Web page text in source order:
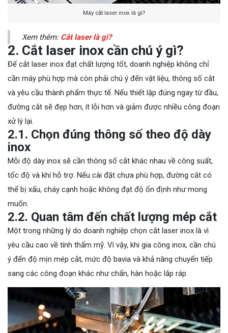
Máy cắt laser inox là gì?
Xem thêm: Cắt laser là gì?
2. Cắt laser inox cần chú ý gì?
Để cắt laser inox đạt chất lượng tốt, doanh nghiệp không chỉ
cần máy phù hợp mà còn phải chú ý đến vật liệu, thông số cắt
và yêu cầu thành phẩm thực tế. Nếu thiết lập đúng ngay từ đầu,
đường cắt sẽ đẹp hơn, ít lỗi hơn và giảm được nhiều công đoạn
xử lý lại.
2.1. Chọn đúng thông số theo độ dày
inox
Mỗi độ dày inox sẽ cần thông số cắt khác nhau về công suất,
tốc độ và khí hỗ trợ. Nếu cài đặt chưa phù hợp, đường cắt có
thể bị xấu, cháy cạnh hoặc không đạt độ ổn định như mong
muốn.
2.2. Quan tâm đến chất lượng mép cắt
Một trong những lý do doanh nghiệp chọn cắt laser inox là vì
yêu cầu cao về tính thẩm mỹ. Vì vậy, khi gia công inox, cần chú
ý đến độ mịn mép cắt, mức độ bavia và khả năng chuyển tiếp
sang các công đoạn khác như chấn, hàn hoặc lắp ráp.